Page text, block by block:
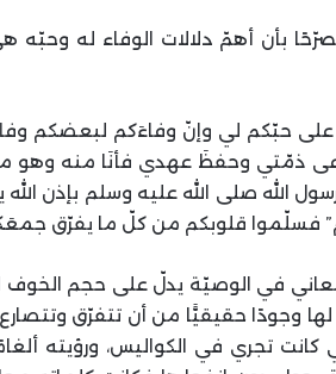
بأن أهمّ دلالات الوفاء له
على حبّكم لي وإنّ وفاءَكم لبعضكم
ذمّتي وحفظَ عهدي فأنَا منه وهو منّي
الله صلى الله عليه وسلم بإذن الله
فسلّموا قلوبكم من كلّ ما يفرّق
في الوصيّة يدلّ على حجم
وجودًا حقيقيًّا من أن تتفرّق
كانت تجري في الكواليس، ورؤيته